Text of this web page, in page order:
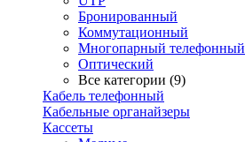
Бронированный
Коммутационный
Многопарный телефонный
Оптический
Все категории (9)
Кабель телефонный
Кабельные органайзеры
Кассеты